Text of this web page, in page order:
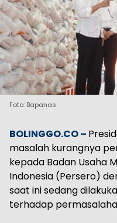
Foto: Bapanas
BOLINGGO.CO –
masalah kurangnya
kepada Badan Usaha
Indonesia (Persero)
saat ini sedang
terhadap